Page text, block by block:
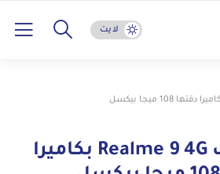
لايت
إطلاق هاتف Realme 9 4G بكاميرا